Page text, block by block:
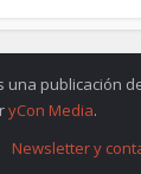
una publicación
yCon Media.
Newsletter y